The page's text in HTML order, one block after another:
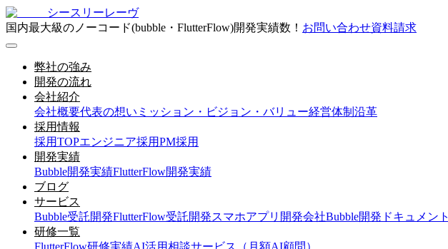
シースリーレーヴ
国内最大級のノーコード(bubble・FlutterFlow)開発実績数！ お問い合わせ資料請求
弊社の強み
開発の流れ
会社紹介
会社概要代表の想い ミッション・ビジョン・バリュー経営体制 沿革
採用情報
採用TOPエンジニア採用PM採用
開発実績
Bubble開発実績FlutterFlow開発実績
ブログ
サービス
Bubble受託開発FlutterFlow受託開発スマホアプリ開発会社Bubble開発ドキュメント
研修一覧
FlutterFlow研修実績AI活用相談サービス（月額AI顧問）